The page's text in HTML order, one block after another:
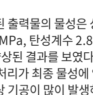
출력물의 물성
탄성계수
된 결과를 보였
리가 최종 물성
기공이 많이 발